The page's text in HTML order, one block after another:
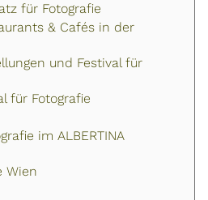
für Fotografie
& Cafés in der
und Festival für
für Fotografie
im ALBERTINA
Wien